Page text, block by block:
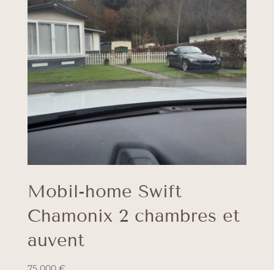
Mobil-home Swift
Chamonix 2 chambres et
auvent